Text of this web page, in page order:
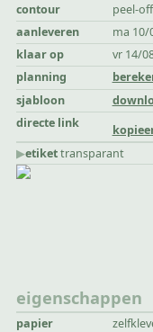
contour
peel-
aanleveren
ma 10/
klaar op
vr 14/
planning
sjabloon
directe link
▶︎etikettransparant
eigenschappen
papier